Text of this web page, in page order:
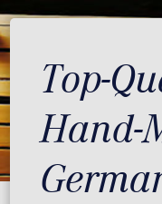
Top-
Hand-